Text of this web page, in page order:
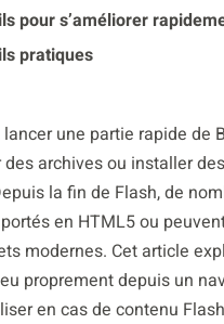
pour s’améliorer
pratiques
une partie rapide de
archives ou installer
la fin de Flash, de
en HTML5 ou
modernes. Cet article
proprement depuis un
en cas de contenu